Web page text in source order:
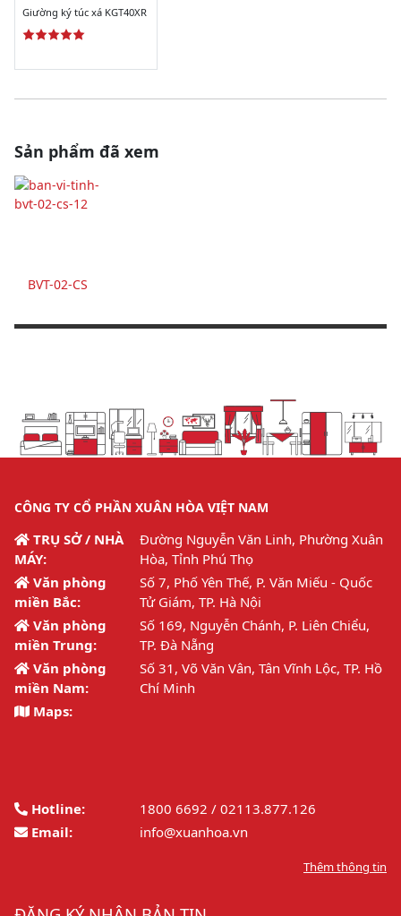
Giường ký túc xá KGT40XR
Sản phẩm đã xem
BVT-02-CS
CÔNG TY CỔ PHẦN XUÂN HÒA VIỆT NAM
TRỤ SỞ / NHÀ
MÁY:
Đường Nguyễn Văn Linh, Phường Xuân
Hòa, Tỉnh Phú Thọ
Văn phòng
miền Bắc:
Số 7, Phố Yên Thế, P. Văn Miếu - Quốc
Tử Giám, TP. Hà Nội
Văn phòng
miền Trung:
Số 169, Nguyễn Chánh, P. Liên Chiểu,
TP. Đà Nẵng
Văn phòng
miền Nam:
Số 31, Võ Văn Vân, Tân Vĩnh Lộc, TP. Hồ
Chí Minh
Maps:
Hotline:
1800 6692 / 02113.877.126
Email:
info@xuanhoa.vn
Thêm thông tin